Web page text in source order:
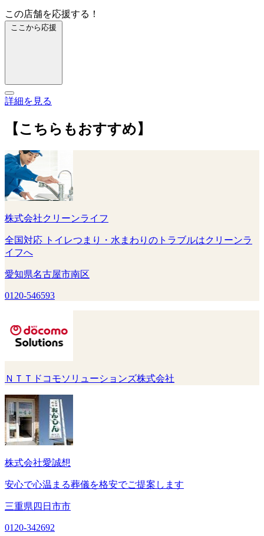
この店舗を応援する！
ここから応援
詳細を見る
【こちらもおすすめ】
株式会社クリーンライフ
全国対応 トイレつまり・水まわりのトラブルはクリーンラ
イフへ
愛知県名古屋市南区
0120-546593
ＮＴＴドコモソリューションズ株式会社
株式会社愛誠想
安心で心温まる葬儀を格安でご提案します
三重県四日市市
0120-342692